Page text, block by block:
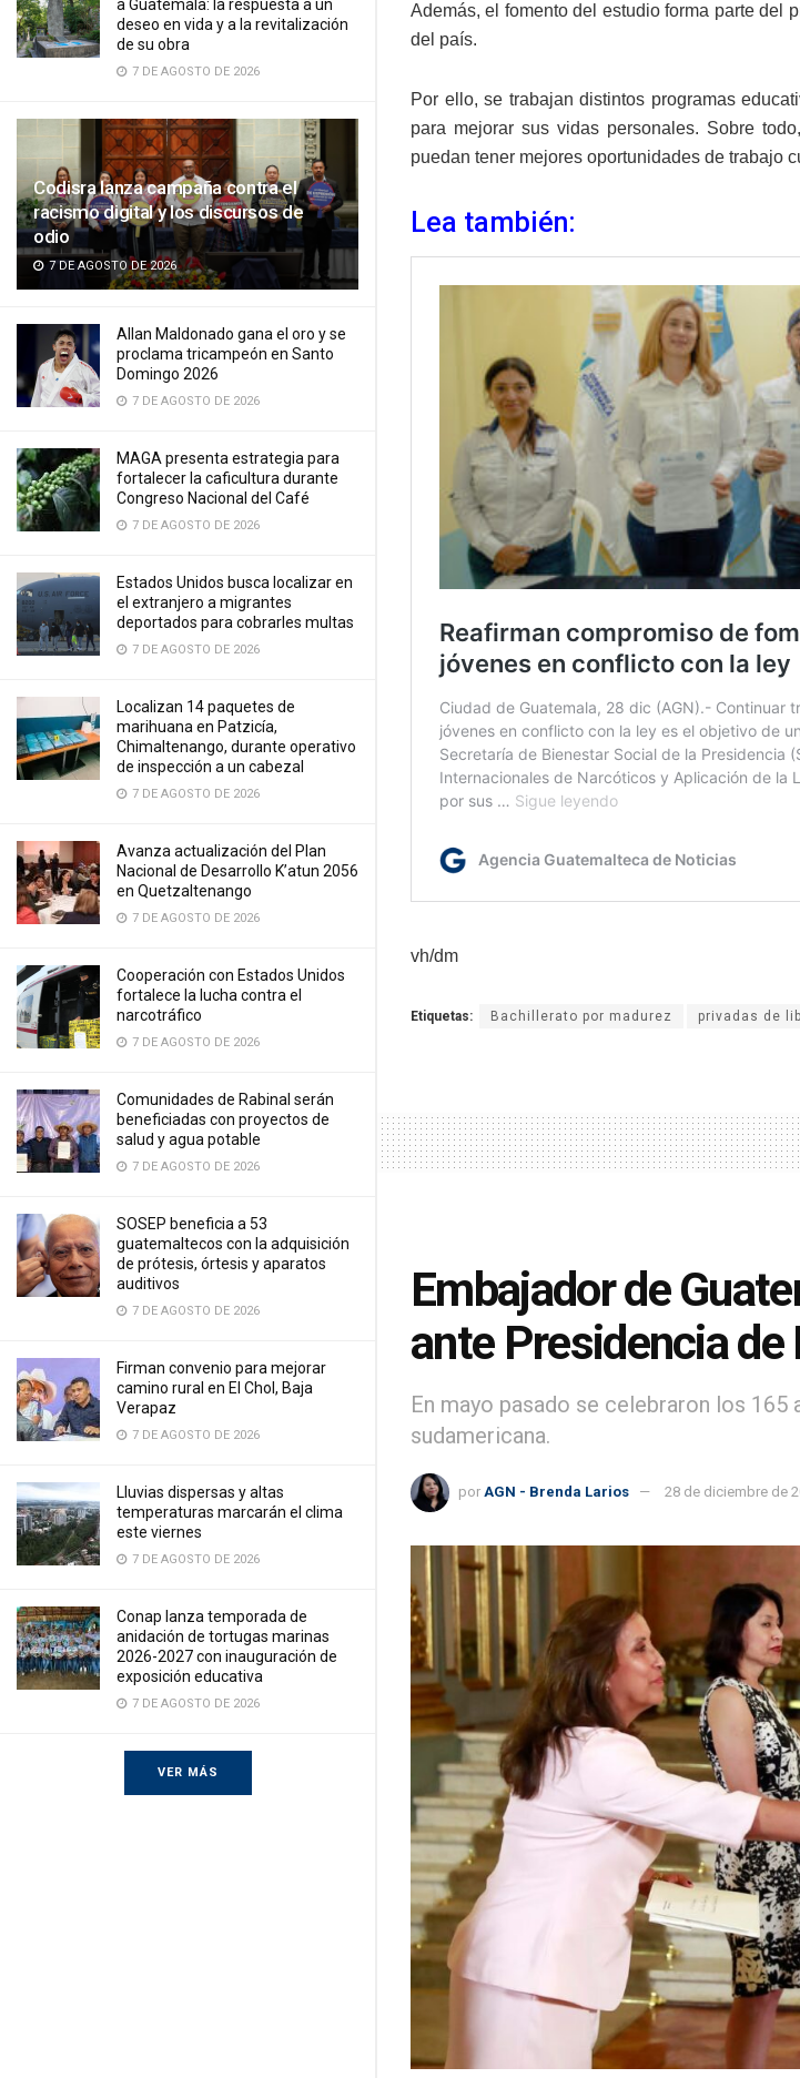
a Guatemala: la respuesta a un
deseo en vida y a la revitalización
de su obra
7 DE AGOSTO DE 2026
Codisra lanza campaña contra el
racismo digital y los discursos de
odio
7 DE AGOSTO DE 2026
Allan Maldonado gana el oro y se
proclama tricampeón en Santo
Domingo 2026
7 DE AGOSTO DE 2026
MAGA presenta estrategia para
fortalecer la caficultura durante
Congreso Nacional del Café
7 DE AGOSTO DE 2026
Estados Unidos busca localizar en
el extranjero a migrantes
deportados para cobrarles multas
7 DE AGOSTO DE 2026
Localizan 14 paquetes de
marihuana en Patzicía,
Chimaltenango, durante operativo
de inspección a un cabezal
7 DE AGOSTO DE 2026
Avanza actualización del Plan
Nacional de Desarrollo K’atun 2056
en Quetzaltenango
7 DE AGOSTO DE 2026
Cooperación con Estados Unidos
fortalece la lucha contra el
narcotráfico
7 DE AGOSTO DE 2026
Comunidades de Rabinal serán
beneficiadas con proyectos de
salud y agua potable
7 DE AGOSTO DE 2026
SOSEP beneficia a 53
guatemaltecos con la adquisición
de prótesis, órtesis y aparatos
auditivos
7 DE AGOSTO DE 2026
Firman convenio para mejorar
camino rural en El Chol, Baja
Verapaz
7 DE AGOSTO DE 2026
Lluvias dispersas y altas
temperaturas marcarán el clima
este viernes
7 DE AGOSTO DE 2026
Conap lanza temporada de
anidación de tortugas marinas
2026-2027 con inauguración de
exposición educativa
7 DE AGOSTO DE 2026
VER MÁS
Además, el fomento del estudio forma parte del
del país.
Por ello, se trabajan distintos programas
para mejorar sus vidas personales. Sobre
puedan tener mejores oportunidades de trabajo
Lea también:
vh/dm
Etiquetas: Bachillerato por madurez privadas de
Embajador de
ante Presidencia de
En mayo pasado se celebraron los
sudamericana.
por AGN - Brenda Larios 28 de diciembre de